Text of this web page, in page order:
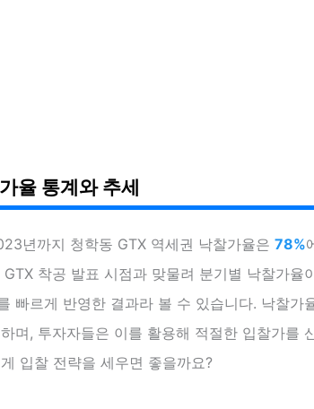
율 통계와 추세
년까지 청학동 GTX 역세권 낙찰가율은 78%
GTX 착공 발표 시점과 맞물려 분기별 낙찰가율
빠르게 반영한 결과라 볼 수 있습니다. 낙찰가
며, 투자자들은 이를 활용해 적절한 입찰가를
입찰 전략을 세우면 좋을까요?